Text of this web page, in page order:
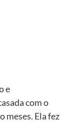
e
com o
meses. Ela fez